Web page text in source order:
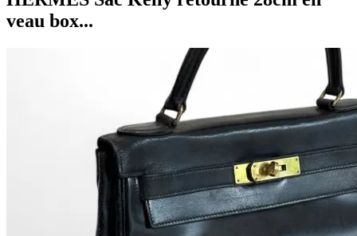
veau box...